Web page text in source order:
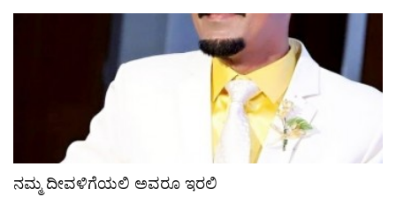
ನಮ್ಮ ದೀವಳಿಗೆಯಲಿ ಅವರೂ ಇರಲಿ